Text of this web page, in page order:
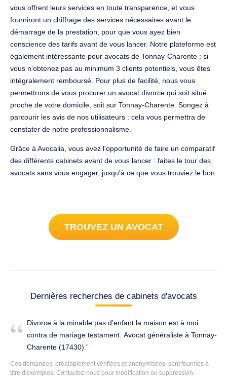
vous offrent leurs services en toute transparence, et vous
fourniront un chiffrage des services nécessaires avant le
démarrage de la prestation, pour que vous ayez bien
conscience des tarifs avant de vous lancer. Notre plateforme est
également intéressante pour avocats de Tonnay-Charente : si
vous n'obtenez pas au minimum 3 clients potentiels, vous êtes
intégralement remboursé. Pour plus de facilité, nous vous
permettrons de vous procurer un avocat divorce qui soit situé
proche de votre domicile, soit sur Tonnay-Charente. Songez à
parcourir les avis de nos utilisateurs : cela vous permettra de
constater de notre professionnalisme.
Grâce à Avocalia, vous avez l'opportunité de faire un comparatif
des différents cabinets avant de vous lancer : faites le tour des
avocats sans vous engager, jusqu'à ce que vous trouviez le bon.
TROUVEZ UN AVOCAT
Dernières recherches de cabinets d'avocats
Divorce à la minable pas d'enfant la maison est à moi
contra de mariage testament. Avocat généraliste à Tonnay-
Charente (17430).
Ces demandes, préalablement vérifiées et anonymisées, sont fournies à
titre d'exemples. Contactez-nous pour modification ou suppression.